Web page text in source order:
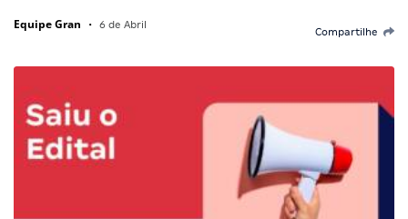
Equipe Gran • 6 de Abril
Compartilhe